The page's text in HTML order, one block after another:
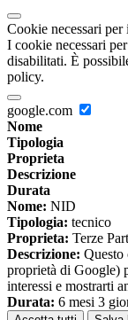
Cookie necessari
I cookie necessari
disabilitati. È
policy.
google.com
Nome
Tipologia
Proprieta
Descrizione
Durata
Nome: NID
Tipologia: tecnico
Proprieta: Terze
Descrizione: Questo
proprietà di Google)
interessi e mostrarti
Durata: 6 mesi 3